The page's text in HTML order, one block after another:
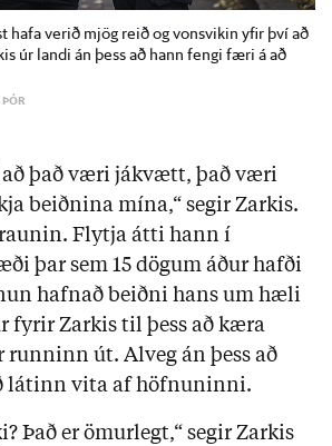
hafa verið mjög reið og vonsvikin yfir því að
úr landi án þess að hann fengi færi á að
að það væri jákvætt, það væri
beiðnina mína,“ segir Zarkis.
Flytja átti hann í
þar sem 15 dögum áður hafði
hafnað beiðni hans um hæli
fyrir Zarkis til þess að kæra
runninn út. Alveg án þess að
látinn vita af höfnuninni.
Það er ömurlegt,“ segir Zarkis